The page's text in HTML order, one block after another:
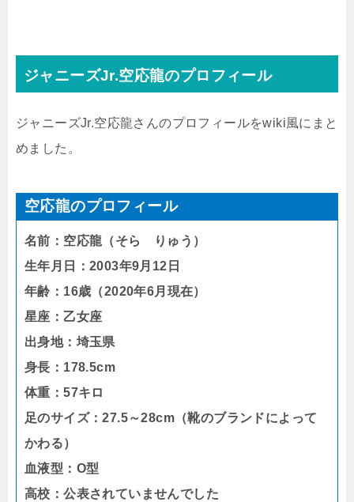
ジャニーズJr.空応龍のプロフィール
ジャニーズJr.空応龍さんのプロフィールをwiki風にまと
めました。
空応龍のプロフィール
名前：空応龍（そら りゅう）
生年月日：2003年9月12日
年齢：16歳（2020年6月現在）
星座：乙女座
出身地：埼玉県
身長：178.5cm
体重：57キロ
足のサイズ：27.5～28cm（靴のブランドによって
かわる）
血液型：O型
高校：公表されていませんでした